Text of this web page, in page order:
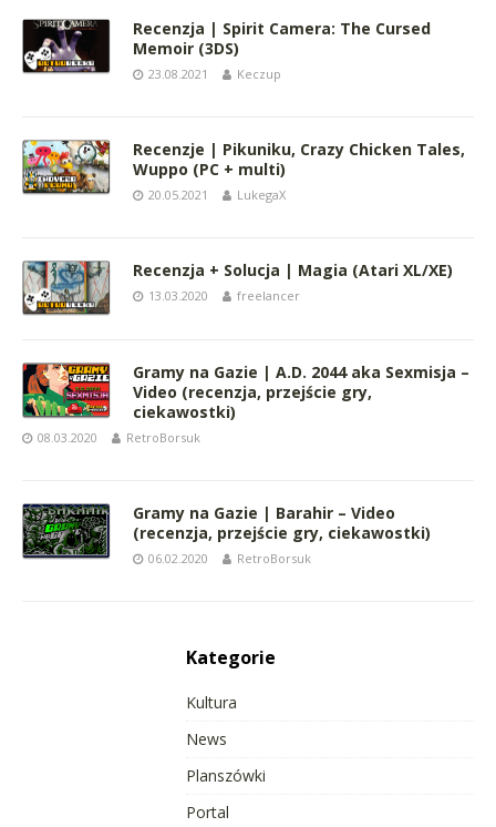
Recenzja | Spirit Camera: The Cursed
Memoir (3DS)
23.08.2021 Keczup
Recenzje | Pikuniku, Crazy Chicken Tales,
Wuppo (PC + multi)
20.05.2021 LukegaX
Recenzja + Solucja | Magia (Atari XL/XE)
13.03.2020 freelancer
Gramy na Gazie | A.D. 2044 aka Sexmisja –
Video (recenzja, przejście gry,
ciekawostki)
08.03.2020 RetroBorsuk
Gramy na Gazie | Barahir – Video
(recenzja, przejście gry, ciekawostki)
06.02.2020 RetroBorsuk
Kategorie
Kultura
News
Planszówki
Portal